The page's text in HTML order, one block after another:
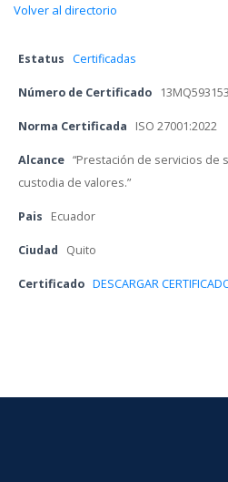
Volver al directorio
Estatu Certificada
Número de Certificado
Norma Certificada ISO 27001:2022
Alcance “Prestación de servicios de
custodia de valores.”
Pai Ecuador
Ciudad Quito
Certificado DESCARGAR